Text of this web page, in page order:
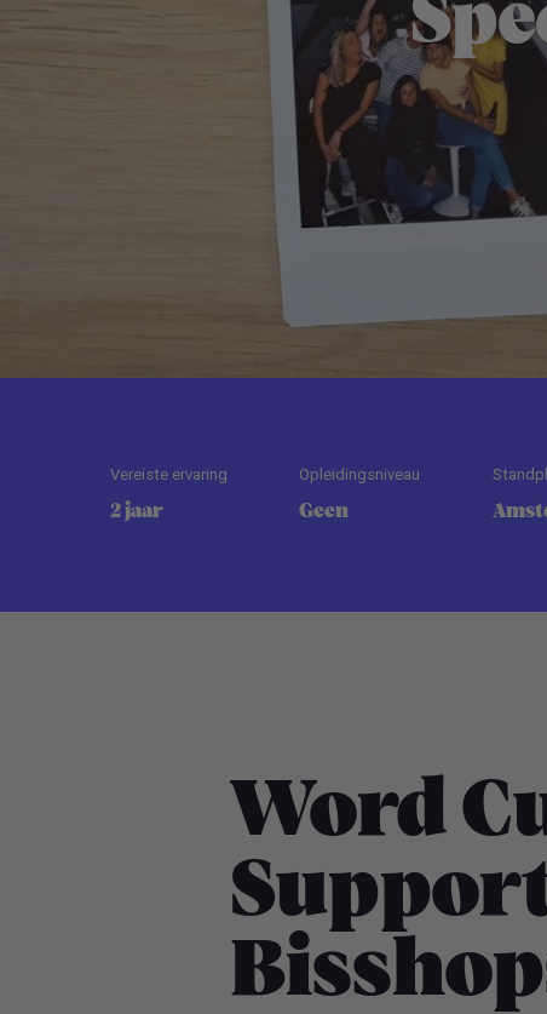
Vereiste ervaring
2 jaar
Opleidingsniveau
Geen
Word